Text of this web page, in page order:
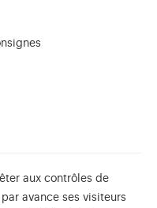
aux contrôles de
avance ses visiteurs